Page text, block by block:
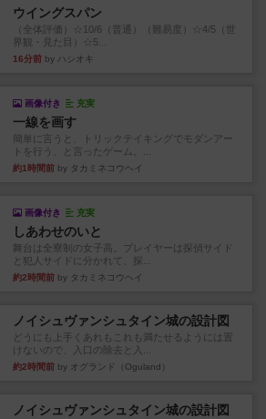
ウイングスパン
（全体評価）☆10/6（普通）（難易度）☆4/5（世
界観・見た目）☆5...
16分前 by ハシオキ
画像付き 充実
一線を画す
簡単に言うと、トリックテイキングでモダンアー
トを行う、と言ったゲーム。...
約1時間前 by タカミネコウヘイ
画像付き 充実
しあわせのいと
舞台は全寮制の女子高。プレイヤーは探偵サイド
と犯人サイドに分かれて、探...
約2時間前 by タカミネコウヘイ
ノイシュヴァンシュタイン城の設計図
どうにも上手くあれもこれも満たせるようには置
けないので、入口の除去と入...
約2時間前 by オグランド（Oguland）
ノイシュヴァンシュタイン城の設計図